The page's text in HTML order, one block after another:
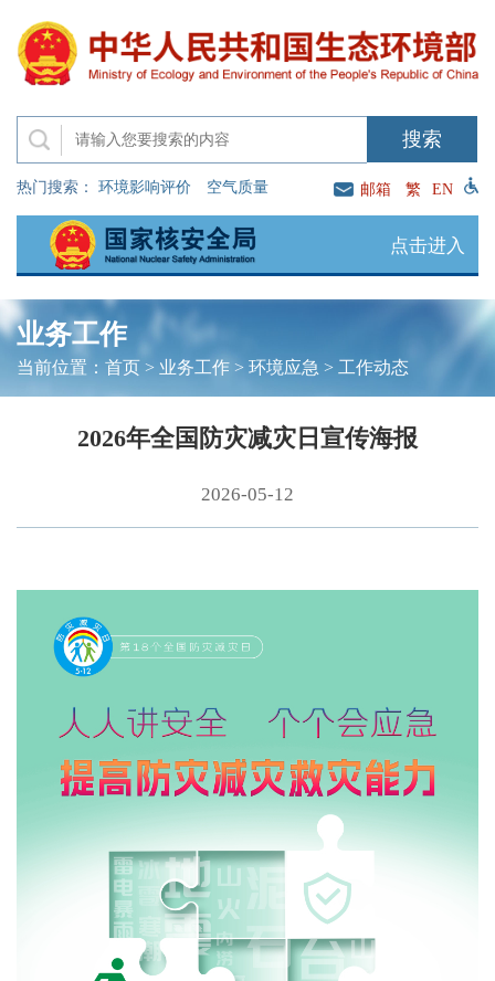
热门搜索： 环境影响评价 空气质量 邮箱 繁 EN
点击进入
业务工作
当前位置： 首页> 业务工作> 环境应急 > 工作动态
2026年全国防灾减灾日宣传海报
2026-05-12